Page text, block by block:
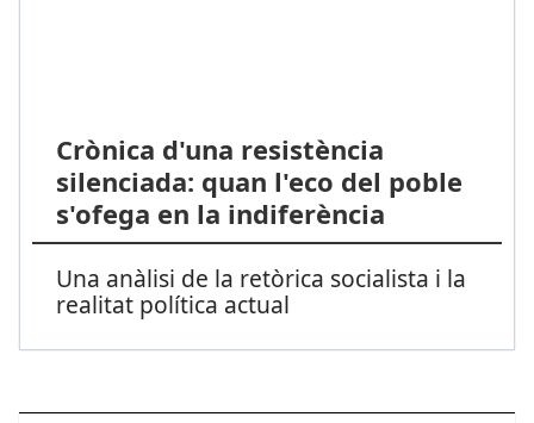
Crònica d'una resistència
silenciada: quan l'eco del poble
s'ofega en la indiferència
Una anàlisi de la retòrica socialista i la
realitat política actual